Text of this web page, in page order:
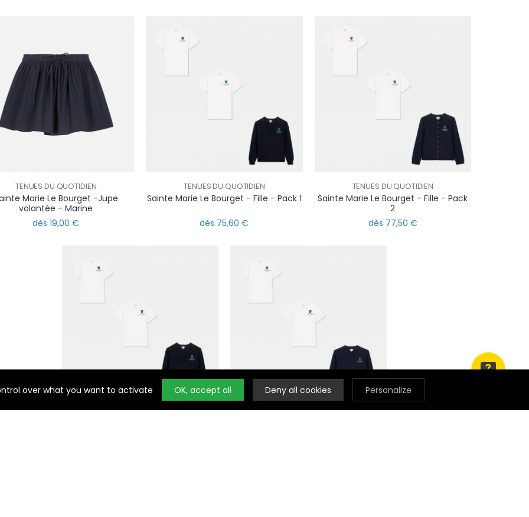
TENUES DU QUOTIDIEN
Marie Le Bourget -Jupe
volantée - Marine
dès 19,00 €
TENUES DU QUOTIDIEN
Sainte Marie Le Bourget - Fille - Pack 1
dès 75,60 €
TENUES DU QUOTIDIEN
Sainte Marie Le Bourget - Fille - Pack
2
dès 77,50 €
over what you want to activate OK, accept all Deny all cookies Personalize